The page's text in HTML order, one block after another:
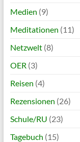
Medien (9)
Meditationen (11)
Netzwelt(8)
OER (3)
Reisen (4)
Rezensionen (26)
Schule/RU (23)
Tagebuch (15)